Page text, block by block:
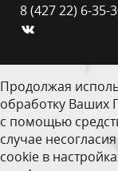
8 (427 22) 6-35-
Продолжая
обработку Ваших
с помощью
случае
cookie в